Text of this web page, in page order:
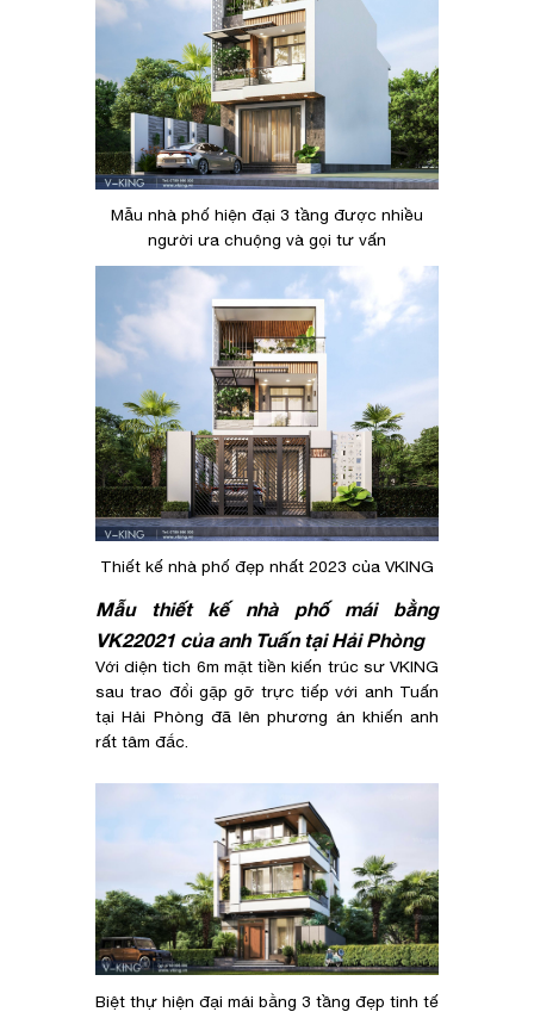
Mẫu nhà phố hiện đại 3 tầng được nhiều
người ưa chuộng và gọi tư vấn
Thiết kế nhà phố đẹp nhất 2023 của VKING
Mẫu thiết kế nhà phố mái bằng
VK22021 của anh Tuấn tại Hải Phòng
Với diện tich 6m mặt tiền kiến trúc sư VKING
sau trao đổi gặp gỡ trực tiếp với anh Tuấn
tại Hải Phòng đã lên phương án khiến anh
rất tâm đắc.
Biệt thự hiện đại mái bằng 3 tầng đẹp tinh tế